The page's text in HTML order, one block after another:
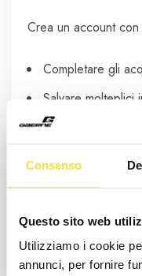
Consenso
Questo sito web
Utilizziamo i cookie
annunci, per fornire
Crea un account
Completare gli
Salvare molteplici
Accedere allo
Tracciare i nuovi
Salva articoli nella
Crea